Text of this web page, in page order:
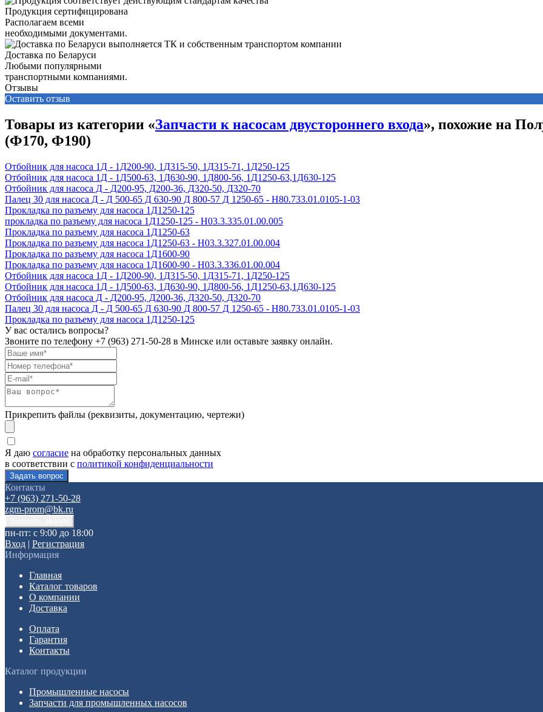
Продукция сертифицирована
Располагаем всеми
необходимыми документами.
Доставка по Беларуси
Любыми популярными
транспортными компаниями.
Отзывы
Оставить отзыв
Товары из категории «Запчасти к насосам двустороннего входа», похожие на
(Ф170, Ф190)
Отбойник для насоса 1Д - 1Д200-90, 1Д315-50, 1Д315-71, 1Д250-125
Отбойник для насоса 1Д - 1Д500-63, 1Д630-90, 1Д800-56, 1Д1250-63,1Д630-125
Отбойник для насоса Д - Д200-95, Д200-36, Д320-50, Д320-70
Палец 30 для насоса Д - Д 500-65 Д 630-90 Д 800-57 Д 1250-65 - Н80.733.01.0105-1-03
Прокладка по разъему для насоса 1Д1250-125
прокладка по разъему для насоса 1Д1250-125 - Н03.3.335.01.00.005
Прокладка по разъему для насоса 1Д1250-63
Прокладка по разъему для насоса 1Д1250-63 - Н03.3.327.01.00.004
Прокладка по разъему для насоса 1Д1600-90
Прокладка по разъему для насоса 1Д1600-90 - Н03.3.336.01.00.004
Отбойник для насоса 1Д - 1Д200-90, 1Д315-50, 1Д315-71, 1Д250-125
Отбойник для насоса 1Д - 1Д500-63, 1Д630-90, 1Д800-56, 1Д1250-63,1Д630-125
Отбойник для насоса Д - Д200-95, Д200-36, Д320-50, Д320-70
Палец 30 для насоса Д - Д 500-65 Д 630-90 Д 800-57 Д 1250-65 - Н80.733.01.0105-1-03
Прокладка по разъему для насоса 1Д1250-125
У вас остались вопросы?
Звоните по телефону +7 (963) 271-50-28 в Минске или оставьте заявку онлайн.
Прикрепить файлы (реквизиты, документацию, чертежи)
Я даю согласие на обработку персональных данных
в соответствии с политикой конфиденциальности
Контакты
+7 (963) 271-50-28
zgm-prom@bk.ru
пн-пт: с 9:00 до 18:00
Вход | Регистрация
Информация
Главная
Каталог товаров
О компании
Доставка
Оплата
Гарантия
Контакты
Каталог продукции
Промышленные насосы
Запчасти для промышленных насосов